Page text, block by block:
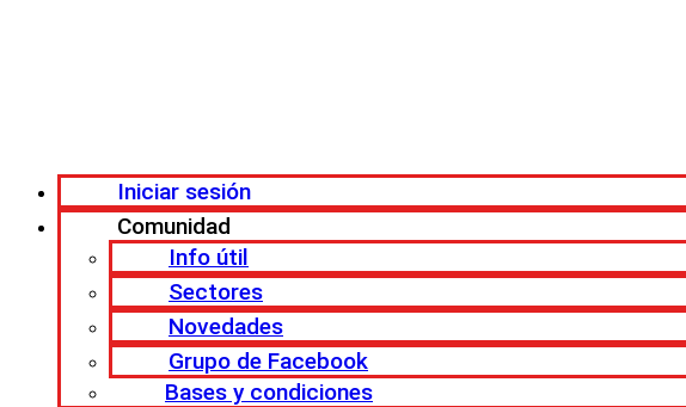
Iniciar sesión
Comunidad
Info útil
Sectores
Novedades
Grupo de Facebook
Bases y condiciones